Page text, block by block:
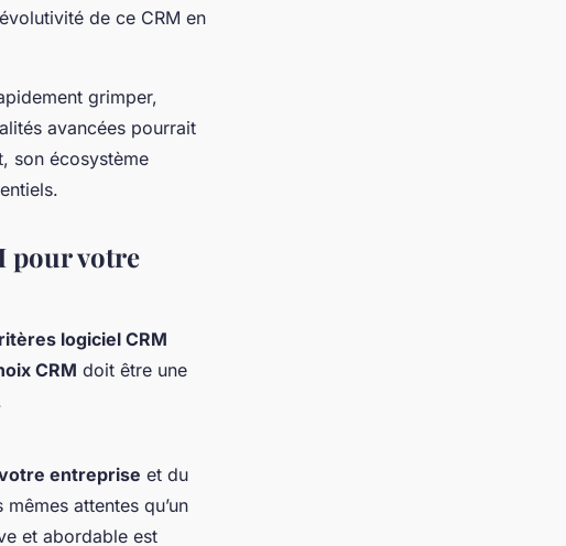
de ce CRM en
grimper,
avancées pourrait
son écosystème
pour votre
logiciel CRM
CRM doit être une
entreprise et du
attentes qu’un
et abordable est